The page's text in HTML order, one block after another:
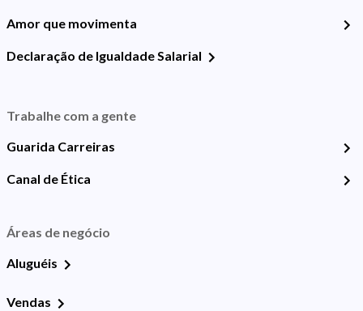
Amor que movimenta
Declaração de Igualdade Salarial
Trabalhe com a gente
Guarida Carreiras
Canal de Ética
Áreas de negócio
Aluguéis
Vendas